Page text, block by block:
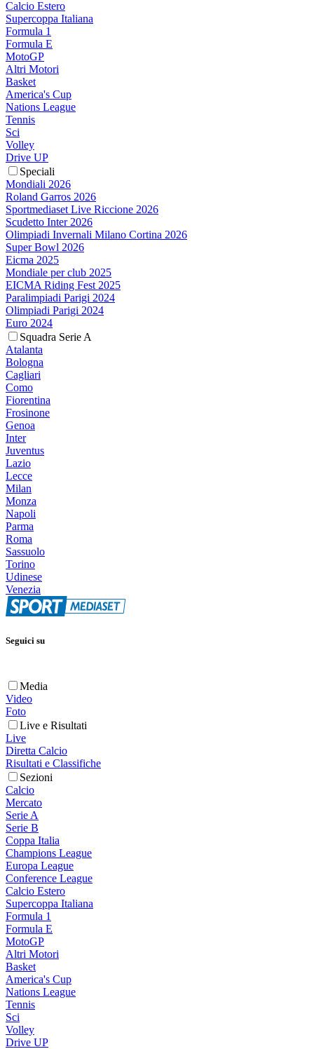
Calcio Estero
Supercoppa Italiana
Formula 1
Formula E
MotoGP
Altri Motori
Basket
America's Cup
Nations League
Tennis
Sci
Volley
Drive UP
Speciali
Mondiali 2026
Roland Garros 2026
Sportmediaset Live Riccione 2026
Scudetto Inter 2026
Olimpiadi Invernali Milano Cortina 2026
Super Bowl 2026
Eicma 2025
Mondiale per club 2025
EICMA Riding Fest 2025
Paralimpiadi Parigi 2024
Olimpiadi Parigi 2024
Euro 2024
Squadra Serie A
Atalanta
Bologna
Cagliari
Como
Fiorentina
Frosinone
Genoa
Inter
Juventus
Lazio
Lecce
Milan
Monza
Napoli
Parma
Roma
Sassuolo
Torino
Udinese
Venezia
Seguici su
Media
Video
Foto
Live e Risultati
Live
Diretta Calcio
Risultati e Classifiche
Sezioni
Calcio
Mercato
Serie A
Serie B
Coppa Italia
Champions League
Europa League
Conference League
Calcio Estero
Supercoppa Italiana
Formula 1
Formula E
MotoGP
Altri Motori
Basket
America's Cup
Nations League
Tennis
Sci
Volley
Drive UP